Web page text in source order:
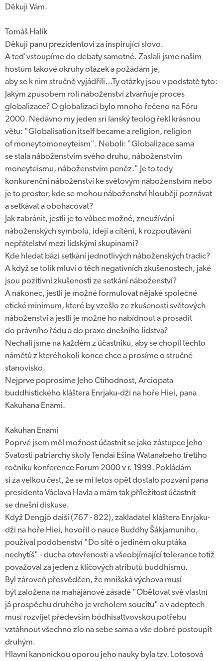
Děkuji Vám.
Tomáš Halík
Děkuji panu prezidentovi za inspirující slovo.
A teď vstoupíme do debaty samotné. Zaslali jsme našim
hostům takové okruhy otázek a požádám je,
aby se k nim stručně vyjádřili…Ty otázky jsou v podstatě tyto:
Jakým způsobem roli náboženství ztvárňuje proces
globalizace? O globalizaci bylo mnoho řečeno na Fóru
2000. Nedávno my jeden srí lanský teolog řekl krásnou
větu: "Globalisation itself became a religion, religion
of moneytomoneyteism". Neboli: "Globalizace sama
se stala náboženstvím svého druhu, náboženstvím
moneyteismu, náboženstvím peněz." Je to tedy
konkurenční náboženství ke světovým náboženstvím nebo
je to prostor, kde se mohou náboženství hlouběji poznávat
a setkávat a obohacovat?
Jak zabránit, jestli je to vůbec možné, zneužívání
náboženských symbolů, idejí a cítění, k rozpoutávání
nepřátelství mezi lidskými skupinami?
Kde hledat bázi setkání jednotlivých náboženských tradic?
A když se tolik mluví o těch negativních zkušenostech, jaké
jsou pozitivní zkušenosti ze setkání náboženství?
A nakonec, jestli je možné formulovat nějaké společné
etické minimum, které by vzešlo ze zkušenosti světových
náboženství a jestli je možné ho nabídnout a prosadit
do právního řádu a do praxe dnešního lidstva?
Nechali jsme na každém z účastníků, aby se chopil těchto
námětů z kteréhokoli konce chce a prosíme o stručné
stanovisko.
Nejprve poprosíme Jeho Ctihodnost, Arciopata
buddhistického kláštera Enrjaku-dži na hoře Hiei, pana
Kakuhana Enami.
Kakuhan Enami
Poprvé jsem měl možnost účastnit se jako zástupce Jeho
Svatosti patriarchy školy Tendai Ešina Watanabeho třetího
ročníku konference Forum 2000 v r. 1999. Pokládám
si za velkou čest, že se mi letos opět dostalo pozvání pana
presidenta Václava Havla a mám tak příležitost účastnit
se dnešní diskuse.
Když Dengjó daiši (767 - 822), zakladatel kláštera Enrjaku-
dži na hoře Hiei, hovořil o nauce Buddhy Šákjamuniho,
používal podobenství "Do sítě o jediném oku ptáka
nechytíš" - ducha otevřenosti a všeobjímající tolerance totiž
považoval za jeden z klíčových atributů buddhismu.
Byl zároveň přesvědčen, že mnišská výchova musí
být založena na mahájánové zásadě "Obětovat své vlastní
já prospěchu druhého je vrcholem soucitu" a v adeptech
musí rozvíjet především bódhisattvovskou potřebu
vztáhnout všechno zlo na sebe sama a vše dobré postoupit
druhým.
Hlavní kanonickou oporou jeho nauky byla tzv. Lotosová